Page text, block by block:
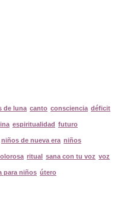
de luna canto consciencia déficit
espiritualidad futuro
niños de nueva era niños
ritual sana con tu voz voz
para niños útero